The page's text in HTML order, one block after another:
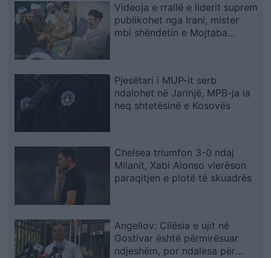
Videoja e rrallë e liderit suprem
publikohet nga Irani, mister
mbi shëndetin e Mojtaba
Pjesëtari i MUP-it serb
ndalohet në Jarinjë, MPB-ja ia
heq shtetësinë e Kosovës
Chelsea triumfon 3-0 ndaj
Milanit, Xabi Alonso vlerëson
paraqitjen e plotë të skuadrës
Angellov: Cilësia e ujit në
Gostivar është përmirësuar
ndjeshëm, por ndalesa për